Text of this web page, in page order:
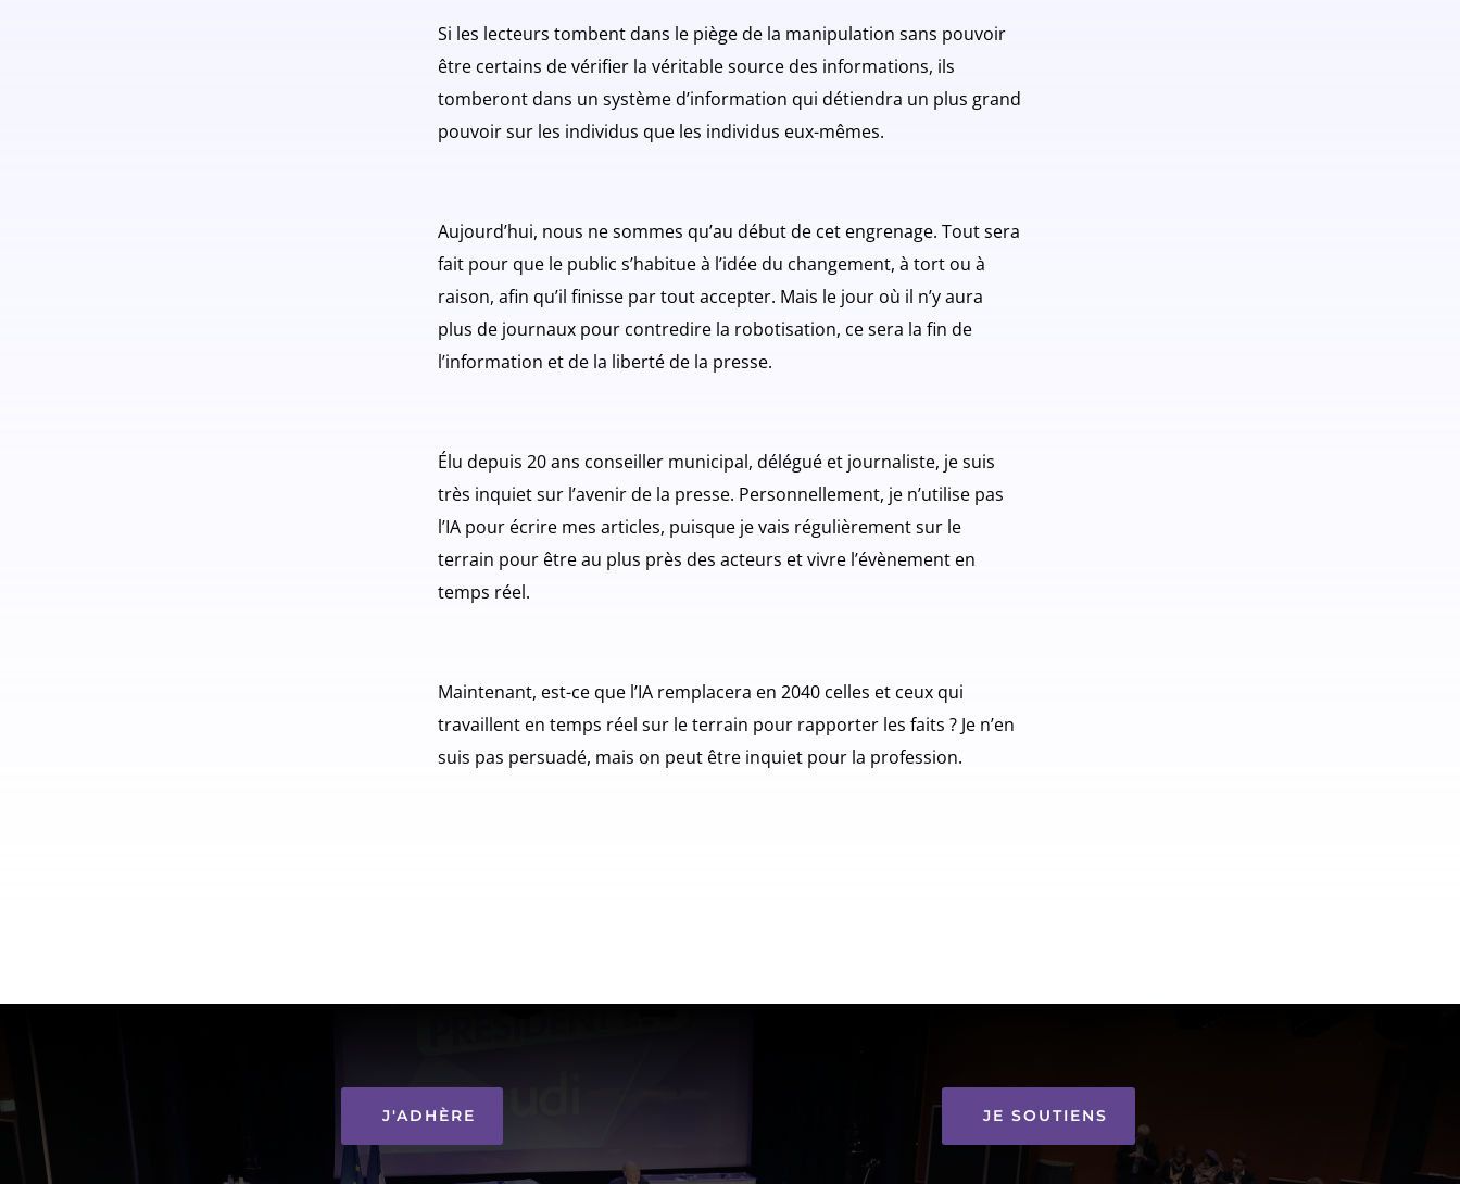
Si les lecteurs tombent dans le piège de la manipulation sans pouvoir
être certains de vérifier la véritable source des informations, ils
tomberont dans un système d’information qui détiendra un plus grand
pouvoir sur les individus que les individus eux-mêmes.
Aujourd’hui, nous ne sommes qu’au début de cet engrenage. Tout sera
fait pour que le public s’habitue à l’idée du changement, à tort ou à
raison, afin qu’il finisse par tout accepter. Mais le jour où il n’y aura
plus de journaux pour contredire la robotisation, ce sera la fin de
l’information et de la liberté de la presse.
Élu depuis 20 ans conseiller municipal, délégué et journaliste, je suis
très inquiet sur l’avenir de la presse. Personnellement, je n’utilise pas
l’IA pour écrire mes articles, puisque je vais régulièrement sur le
terrain pour être au plus près des acteurs et vivre l’évènement en
temps réel.
Maintenant, est-ce que l’IA remplacera en 2040 celles et ceux qui
travaillent en temps réel sur le terrain pour rapporter les faits ? Je n’en
suis pas persuadé, mais on peut être inquiet pour la profession.
J'ADHÈRE JE SOUTIENS